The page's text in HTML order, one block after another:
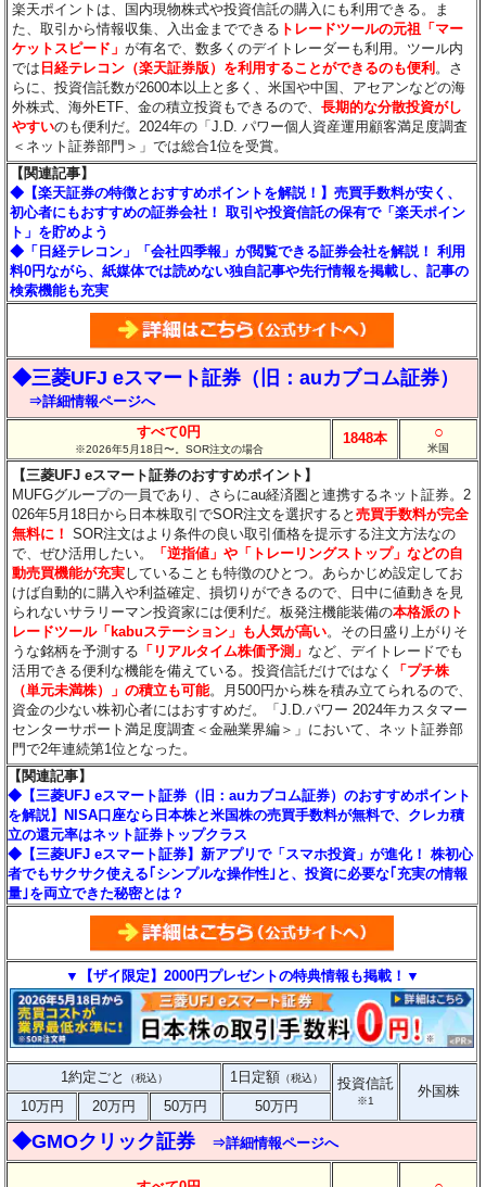
楽天ポイントは、国内現物株式や投資信託の購入にも利用できる。ま
た、取引から情報収集、入出金までできる トレードツールの元祖「マー
ケットスピード」が有名で、数多くのデイトレーダーも利用。ツール内
では 日経テレコン（楽天証券版）を利用することができるのも便利 。さ
らに、投資信託数が2600本以上と多く、米国や中国、アセアンなどの海
外株式、海外ETF、金の積立投資もできるので、長期的な分散投資がし
やすいのも便利だ。2024年の「J.D. パワー個人資産運用顧客満足度調査
＜ネット証券部門＞」では総合1位を受賞。
【関連記事】
◆【楽天証券の特徴とおすすめポイントを解説！】売買手数料が安く、
初心者にもおすすめの証券会社！ 取引や投資信託の保有で「楽天ポイン
ト」を貯めよう
◆「日経テレコン」「会社四季報」が閲覧できる証券会社を解説！ 利用
料0円ながら、紙媒体では読めない独自記事や先行情報を掲載し、記事の
検索機能も充実
◆三菱UFJ eスマート証券（旧：auカブコム証券）
⇒詳細情報ページへ
すべて0円
※2026年5月18日〜。SOR注文の場合
1848本 ○
米国
【三菱UFJ eスマート証券のおすすめポイント】
MUFGグループの一員であり、さらにau経済圏と連携するネット証券。2
026年5月18日から日本株取引でSOR注文を選択すると売買手数料が完全
無料に！ SOR注文はより条件の良い取引価格を提示する注文方法なの
で、ぜひ活用したい。
「逆指値」や「トレーリングストップ」などの自
動売買機能が充実していることも特徴のひとつ。あらかじめ設定してお
けば自動的に購入や利益確定、損切りができるので、日中に値動きを見
られないサラリーマン投資家には便利だ。板発注機能装備の本格派のト
レードツール「kabuステーション」も人気が高い。その日盛り上がりそ
うな銘柄を予測する 「リアルタイム株価予測」 など、デイトレードでも
活用できる便利な機能を備えている。投資信託だけではなく
「プチ株
（単元未満株）」の積立も可能。月500円から株を積み立てられるので、
資金の少ない株初心者にはおすすめだ。「J.D.パワー 2024年カスタマー
センターサポート満足度調査＜金融業界編＞」において、ネット証券部
門で2年連続第1位となった。
【関連記事】
◆【三菱UFJ eスマート証券（旧：auカブコム証券）のおすすめポイント
を解説】NISA口座なら日本株と米国株の売買手数料が無料で、クレカ積
立の還元率はネット証券トップクラス
◆【三菱UFJ eスマート証券】新アプリで「スマホ投資」が進化！ 株初心
者でもサクサク使える｢シンプルな操作性｣と、投資に必要な｢充実の情報
量｣を両立できた秘密とは？
▼【ザイ限定】2000円プレゼントの特典情報も掲載！▼
1約定ごと （税込） 1日定額 （税込） 投資信託
※1
外国株
10万円
20万円 50万円 50万円
◆GMOクリック証券 ⇒詳細情報ページへ